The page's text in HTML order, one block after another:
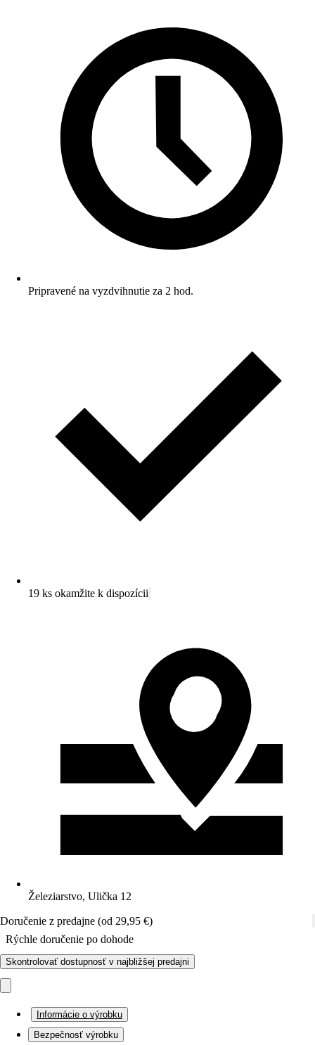
Pripravené na vyzdvihnutie za 2 hod.
19 ks okamžite k dispozícii
Železiarstvo, Ulička 12
Doručenie z predajne (od 29,95 €)
Rýchle doručenie po dohode
Skontrolovať dostupnosť v najbližšej predajni
Informácie o výrobku
Bezpečnosť výrobku